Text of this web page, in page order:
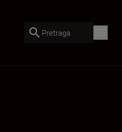
Pretraga